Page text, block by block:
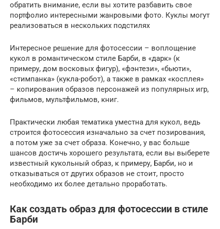
обратить внимание, если вы хотите разбавить свое
портфолио интересными жанровыми фото. Куклы могут
реализоваться в нескольких подстилях
Интересное решение для фотосессии – воплощение
кукол в романтическом стиле Барби, в «дарк» (к
примеру, дом восковых фигур), «фэнтези», «бьюти»,
«стимпанка» (кукла-робот), а также в рамках «косплея»
– копирования образов персонажей из популярных игр,
фильмов, мультфильмов, книг.
Практически любая тематика уместна для кукол, ведь
строится фотосессия изначально за счет позирования,
а потом уже за счет образа. Конечно, у вас больше
шансов достичь хорошего результата, если вы выберете
известный кукольный образ, к примеру, Барби, но и
отказываться от других образов не стоит, просто
необходимо их более детально проработать.
Как создать образ для фотосессии в стиле
Барби